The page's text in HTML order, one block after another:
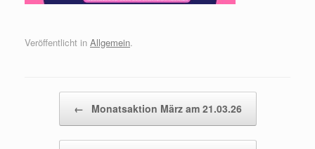
Veröffentlicht in Allgemein.
← Monatsaktion März am 21.03.26